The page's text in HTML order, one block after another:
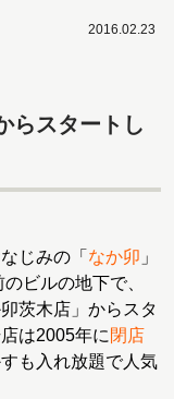
2016.02.23
らスタートし
じみの「 なか卯 」
ビルの地下で、
茨木店」からスタ
は2005年に 閉店
すも入れ放題で人気